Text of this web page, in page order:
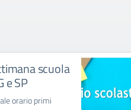
scuola
e SP
orario primi